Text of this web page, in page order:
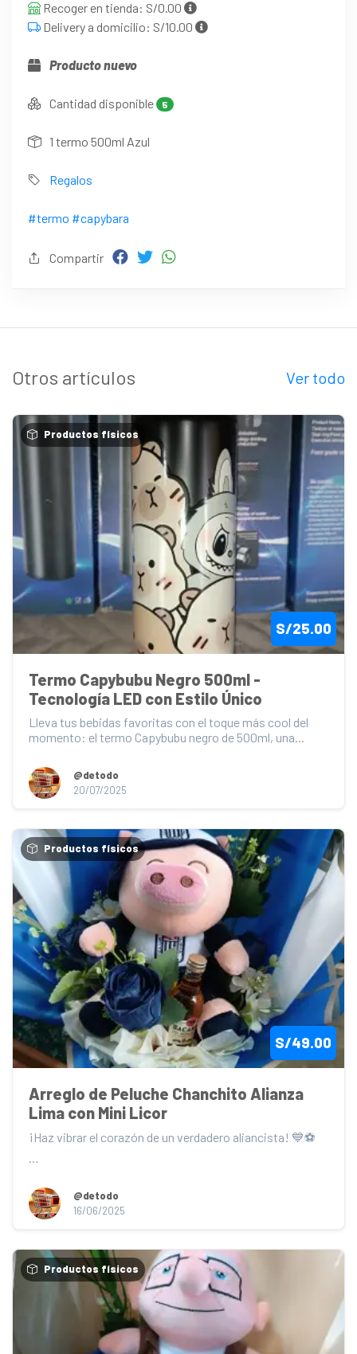
Recoger en tienda: S/0.00
Delivery a domicilio: S/10.00
Producto nuevo
Cantidad disponible 5
1 termo 500ml Azul
Regalos
#termo #capybara
Compartir
Otros artículos Ver todo
Productos físicos
S/25.00
Termo Capybubu Negro 500ml -
Tecnología LED con Estilo Único
Lleva tus bebidas favoritas con el toque más cool del
momento: el termo Capybubu negro de 500ml, una...
@detodo
20/07/2025
Productos físicos
S/49.00
Arreglo de Peluche Chanchito Alianza
Lima con Mini Licor
¡Haz vibrar el corazón de un verdadero aliancista! 💙⚽
@detodo
16/06/2025
Productos físicos